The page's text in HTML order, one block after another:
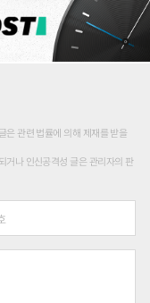
은 관련 법률에 의해 제재를 받을
거나 인신공격성 글은 관리자의 판